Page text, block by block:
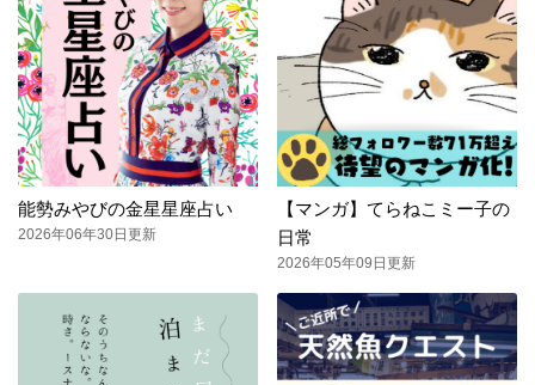
能勢みやびの金星星座占い
2026年06年30日更新
【マンガ】てらねこミー子の
日常
2026年05年09日更新